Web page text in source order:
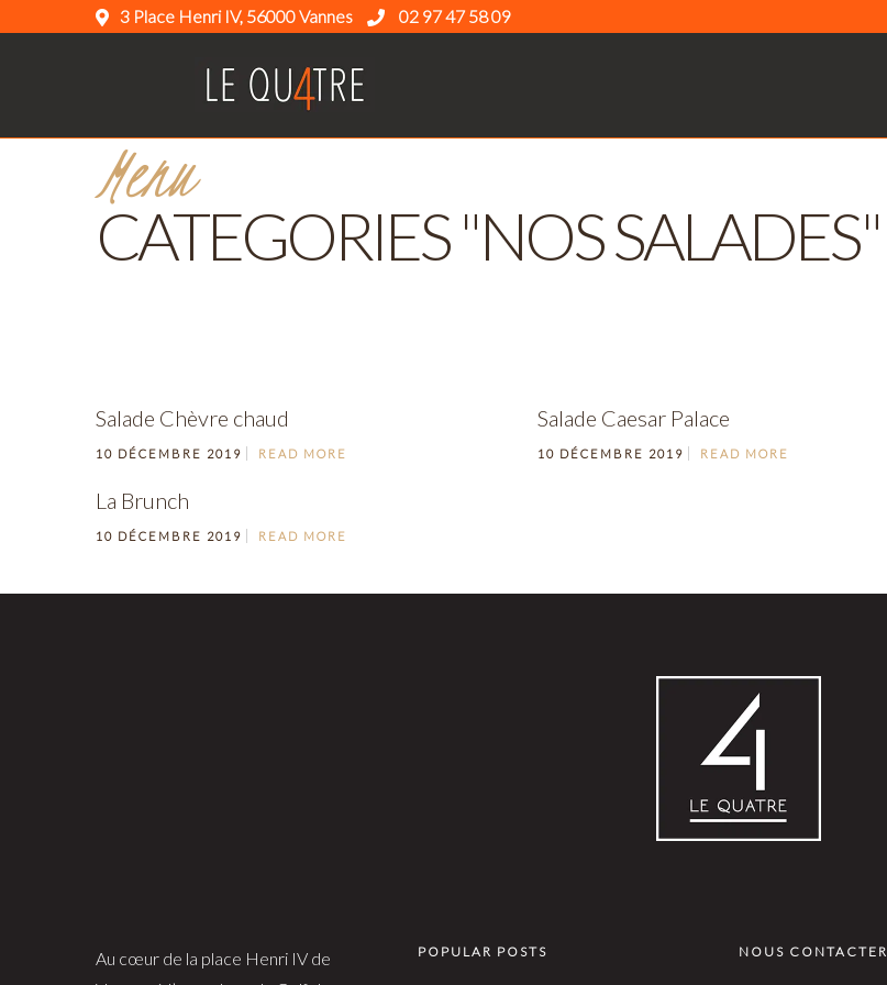
3 Place Henri IV, 56000 Vannes 02 97 47 58 09
Menu
CATEGORIES "NOS SALADES"
Salade Chèvre chaud
10 DÉCEMBRE 2019 READ MORE
Salade Caesar Palace
10 DÉCEMBRE 2019 READ MORE
La Brunch
10 DÉCEMBRE 2019 READ MORE
Au cœur de la place Henri IV de
POPULAR POSTS NOUS CONTACTER